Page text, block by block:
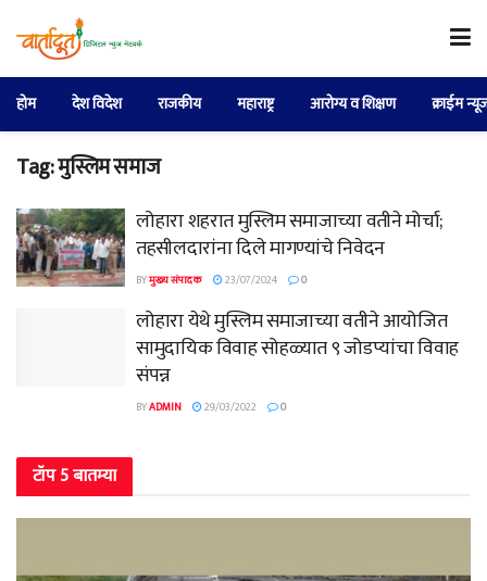
होम देश विदेश राजकीय महाराष्ट्र आरोग्य व शिक्षण क्राईम
Tag:मुस्लिम समाज
लोहारा शहरात मुस्लिम समाजाच्या वतीने मोर्चा;
तहसीलदारांना दिले मागण्यांचे निवेदन
BYमुख्य संपादक 23/07/2024 0
लोहारा येथे मुस्लिम समाजाच्या वतीने आयोजित
सामुदायिक विवाह सोहळ्यात ९ जोडप्यांचा विवाह
संपन्न
BYADMIN 29/03/2022 0
टॉप 5 बातम्या